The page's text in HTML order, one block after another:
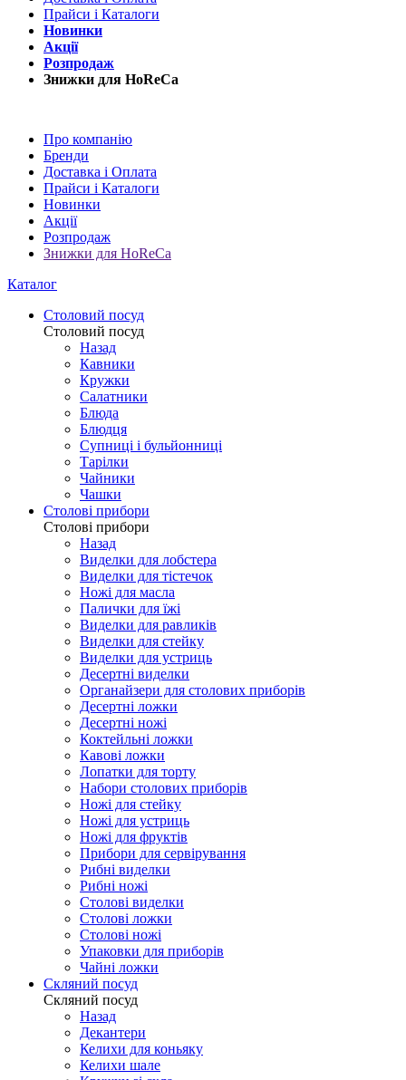
Прайси і Каталоги
Новинки
Акції
Розпродаж
Знижки для HoReCa
Про компанію
Бренди
Доставка і Оплата
Прайси і Каталоги
Новинки
Акції
Розпродаж
Знижки для HoReCa
Каталог
Столовий посуд
Столовий посуд
Назад
Кавники
Кружки
Салатники
Блюда
Блюдця
Супниці і бульйонниці
Тарілки
Чайники
Чашки
Столові прибори
Столові прибори
Назад
Виделки для лобстера
Виделки для тістечок
Ножі для масла
Палички для їжі
Виделки для равликів
Виделки для стейку
Виделки для устриць
Десертні виделки
Органайзери для столових приборів
Десертні ложки
Десертні ножі
Коктейльні ложки
Кавові ложки
Лопатки для торту
Набори столових приборів
Ножі для стейку
Ножі для устриць
Ножі для фруктів
Прибори для сервірування
Рибні виделки
Рибні ножі
Столові виделки
Столові ложки
Столові ножі
Упаковки для приборів
Чайні ложки
Скляний посуд
Скляний посуд
Назад
Декантери
Келихи для коньяку
Келихи шале